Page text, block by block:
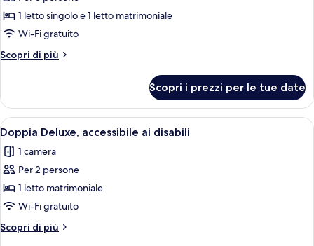
per
Camera
familiare
(Deluxe)
1 letto singolo e 1 letto matrimoniale
Wi-Fi gratuito
Scopri di più
Altri
familiare
(Deluxe)
Scopri i prezzi per le tue date
Apri
tutte
le
foto
per
Doppia
Deluxe,
accessibile
Una camera d'albergo moderna con
6
Doppia Deluxe, accessibile ai disabili
1 camera
Per 2 persone
1 letto matrimoniale
Wi-Fi gratuito
Scopri di più
Altri